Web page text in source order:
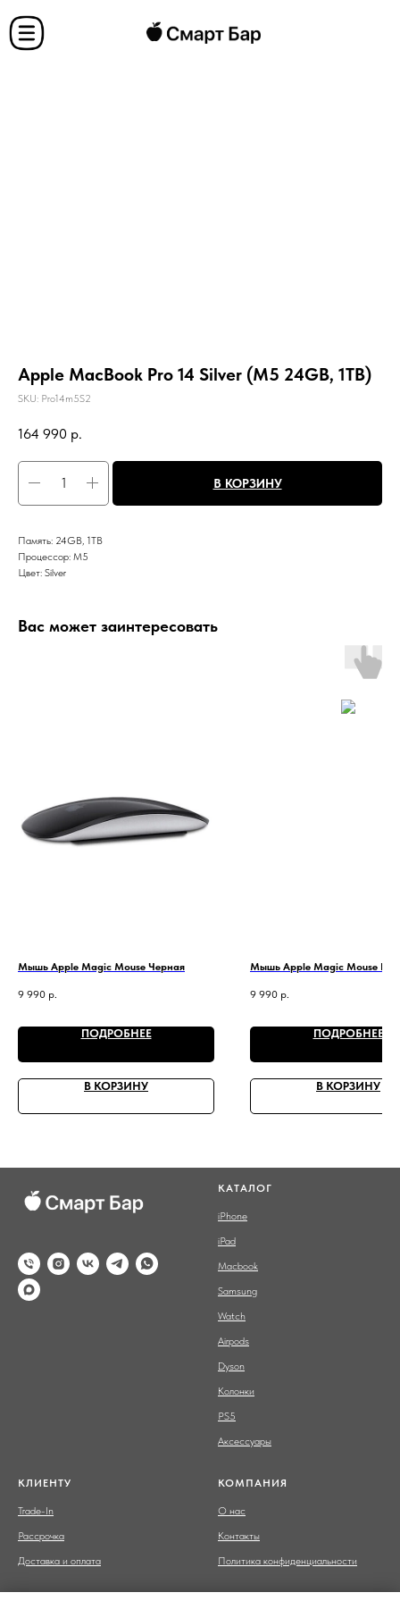
Apple MacBook Pro 14 Silver (M5 24GB, 1TB)
SKU: Pro14m5S2
164 990 р.
В КОРЗИНУ
Память: 24GB, 1TB
Процессор: M5
Цвет: Silver
Вас может заинтересовать
Мышь Apple Magic Mouse Черная
9 990 р.
ПОДРОБНЕЕ
В КОРЗИНУ
Мышь Apple Magic Mouse
9 990 р.
ПОДРОБНЕЕ
В КОРЗИНУ
КАТАЛОГ
iPhone
iPad
Macbook
Samsung
Watch
Airpods
Dyson
Колонки
PS5
Аксессуары
КЛИЕНТУ
Trade-In
Рассрочка
Доставка и оплата
КОМПАНИЯ
О нас
Контакты
Политика конфиденциальности